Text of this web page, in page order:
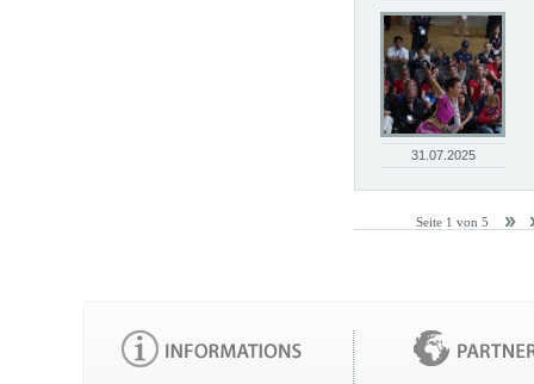
31.07.2025
Seite 1 von 5